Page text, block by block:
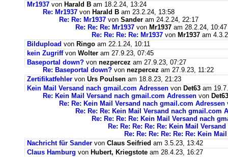
Mr1937 von Harald B am 18.2.24, 13:24
Re: Mr1937 von Harald B am 23.2.24, 13:58
Re: Re: Mr1937 von Sander am 24.2.24, 22:17
Re: Re: Re: Mr1937 von Mr1937 am 28.2.24, 10:47
Re: Re: Re: Re: Mr1937 von Mr1937 am
Bildupload von Ringo am 22.1.24, 10:11
kein Zugriffvon Wolter am 27.9.23, 07:45
Baseportal down? von nezpercez am 27.9.23, 07:27
Re: Baseportal down? von nezpercez am 27.9.23, 11:22
Zertifikatfehler von Urs Poulsen am 18.8.23, 21:23
Kein Mail Versand nach gmail.com Adressen von Det63 am
Re: Kein Mail Versand nach gmail.com Adressen von Det63
Re: Re: Kein Mail Versand nach gmail.com Adressen
Re: Re: Re: Kein Mail Versand nach gmail.com
Re: Re: Re: Re: Kein Mail Versand nach
Re: Re: Re: Re: Re: Kein Mail
Re: Re: Re: Re: Re: Re: Kein
Nachricht für Sander von Claus Seifried am 3.5.23, 13:42
Claus Hamburg von Hubert, Kriegstote am 28.4.23, 16:27